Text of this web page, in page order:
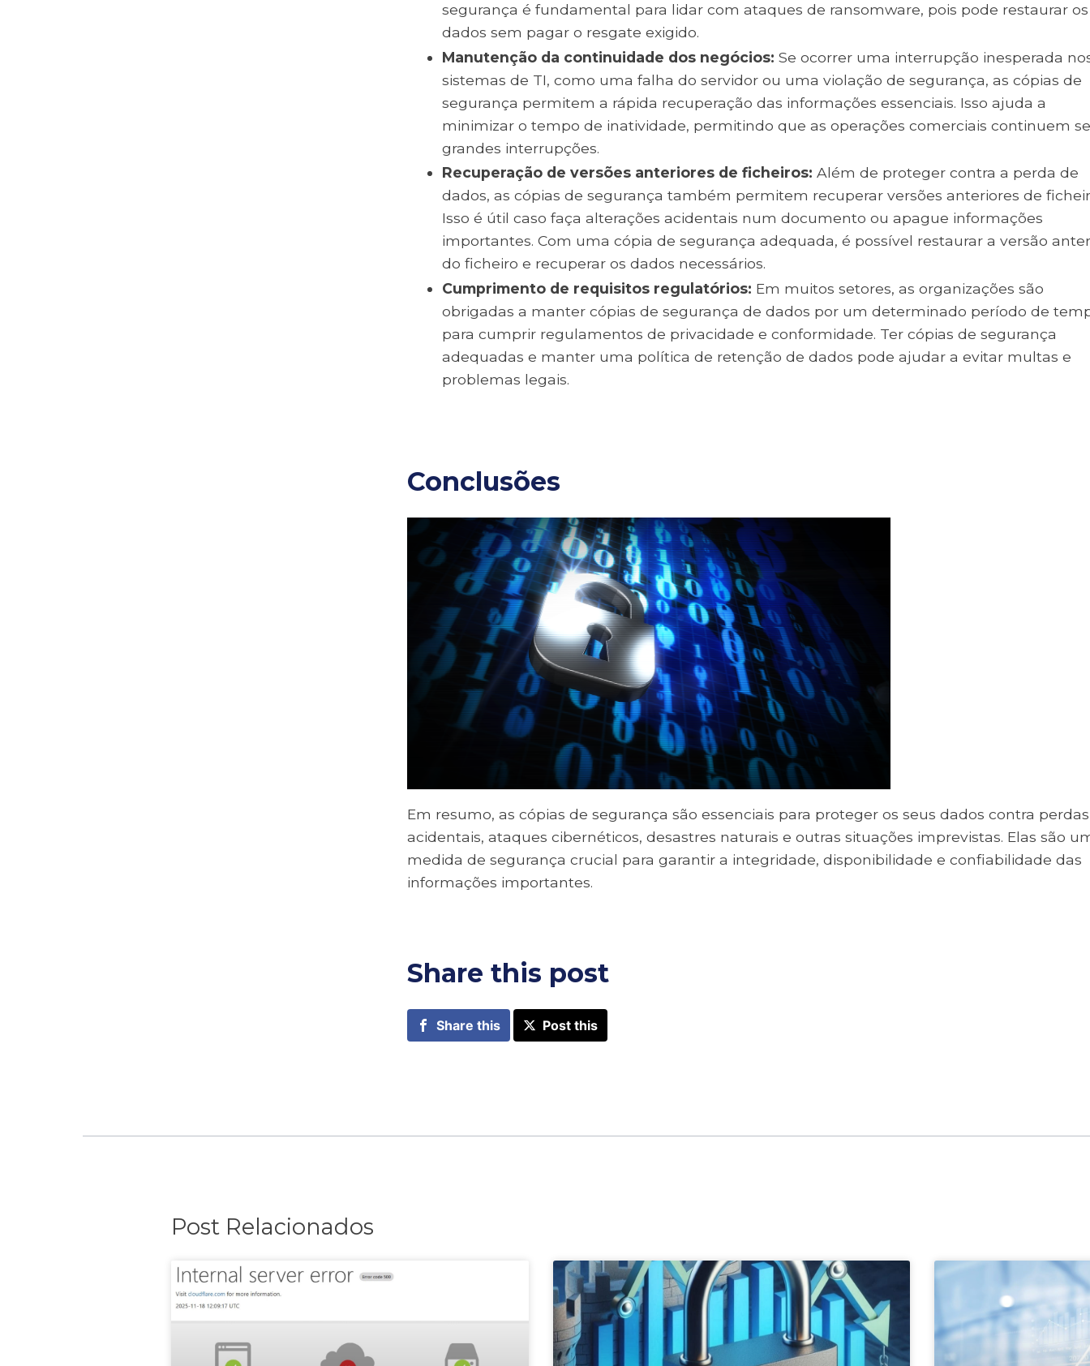
segurança é fundamental para lidar com ataques de ransomware, pois pode restaurar os
dados sem pagar o resgate exigido.
Manutenção da continuidade dos negócios: Se ocorrer uma interrupção inesperada
sistemas de TI, como uma falha do servidor ou uma violação de segurança, as cópias de
segurança permitem a rápida recuperação das informações essenciais. Isso ajuda a
minimizar o tempo de inatividade, permitindo que as operações comerciais continuem
grandes interrupções.
Recuperação de versões anteriores de ficheiros: Além de proteger contra a perda de
dados, as cópias de segurança também permitem recuperar versões anteriores de
Isso é útil caso faça alterações acidentais num documento ou apague informações
importantes. Com uma cópia de segurança adequada, é possível restaurar a versão
do ficheiro e recuperar os dados necessários.
Cumprimento de requisitos regulatórios: Em muitos setores, as organizações são
obrigadas a manter cópias de segurança de dados por um determinado período de
para cumprir regulamentos de privacidade e conformidade. Ter cópias de segurança
adequadas e manter uma política de retenção de dados pode ajudar a evitar multas e
problemas legais.
Conclusões
Em resumo, as cópias de segurança são essenciais para proteger os seus dados contra perdas
acidentais, ataques cibernéticos, desastres naturais e outras situações imprevistas. Elas são
medida de segurança crucial para garantir a integridade, disponibilidade e confiabilidade das
informações importantes.
Share this post
Share this Post this
Post Relacionados